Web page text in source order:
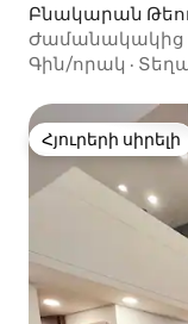
Բնակարան
Ժամանակակից
ԱՄՆ
Գին/որակ ·
Հյուրերի սիրելի
Հյուրերի սիրելի